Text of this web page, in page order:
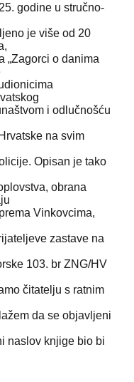
godine u stručno-
je više od 20
„Zagorci o danima
i odlučnošću
na svim
Opisan je tako
obrana
Vinkovcima,
zastave na
103. br ZNG/HV
čitatelju s ratnim
da se objavljeni
naslov knjige bio bi